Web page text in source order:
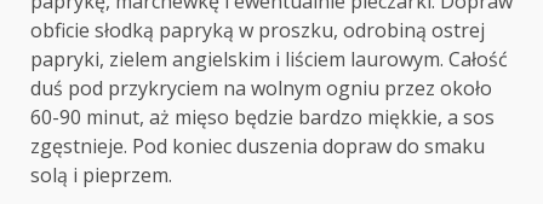
obficie słodką papryką w proszku, odrobiną ostrej
papryki, zielem angielskim i liściem laurowym. Całość
duś pod przykryciem na wolnym ogniu przez około
60-90 minut, aż mięso będzie bardzo miękkie, a sos
zgęstnieje. Pod koniec duszenia dopraw do smaku
solą i pieprzem.